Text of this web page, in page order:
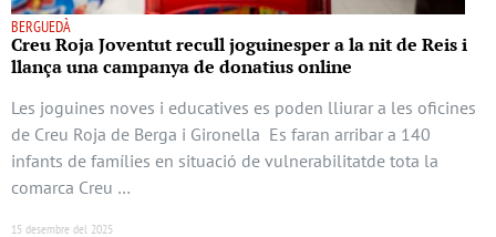
BERGUEDÀ
Creu Roja Joventut recull joguinesper a la nit de Reis i
llança una campanya de donatius online
Les joguines noves i educatives es poden lliurar a les oficines
de Creu Roja de Berga i Gironella Es faran arribar a 140
infants de famílies en situació de vulnerabilitatde tota la
comarca Creu …
15 desembre del 2025